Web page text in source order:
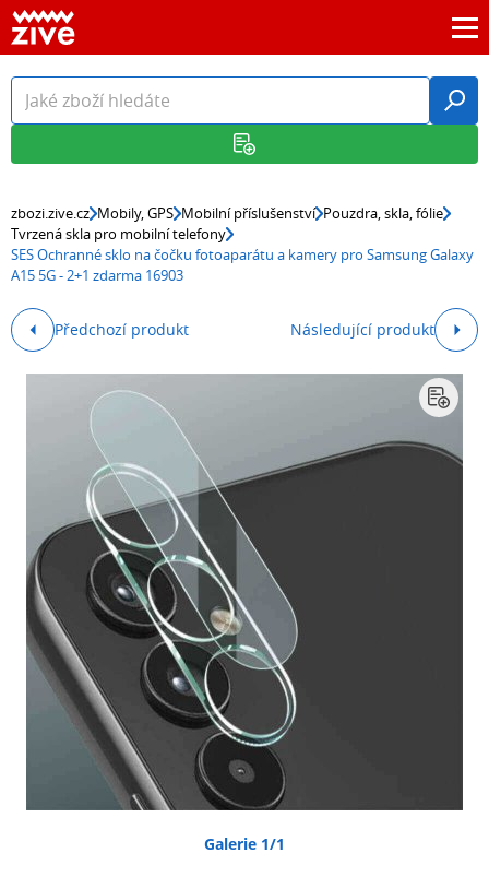
zbozi.zive.cz Mobily, GPS Mobilní příslušenství Pouzdra, skla, fólie
Tvrzená skla pro mobilní telefony
SES Ochranné sklo na čočku fotoaparátu a kamery pro Samsung Galaxy
A15 5G - 2+1 zdarma 16903
Předchozí produkt Následující produkt
Galerie 1/1